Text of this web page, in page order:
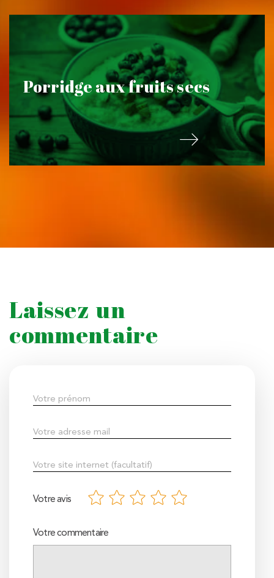
Porridge aux fruits secs
Laissez un
commentaire
Votre avis
Votre commentaire